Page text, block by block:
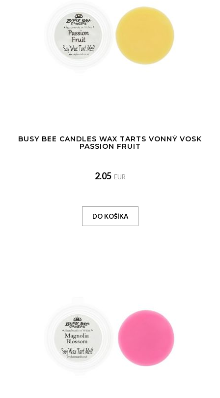
BUSY BEE CANDLES WAX TARTS VONNÝ VOSK
PASSION FRUIT
2.05 EUR